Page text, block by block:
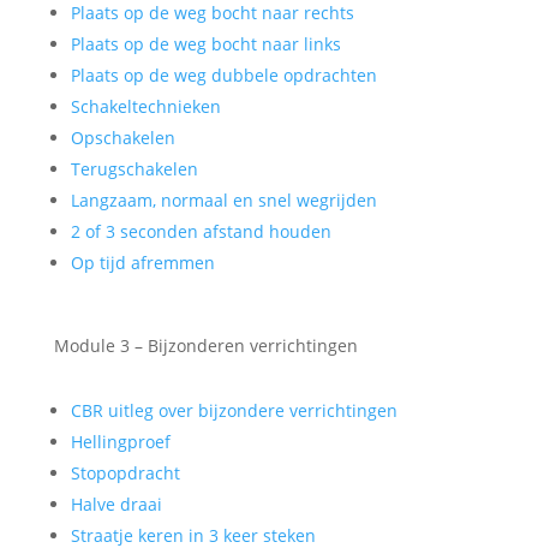
Plaats op de weg bocht naar rechts
Plaats op de weg bocht naar links
Plaats op de weg dubbele opdrachten
Schakeltechnieken
Opschakelen
Terugschakelen
Langzaam, normaal en snel wegrijden
2 of 3 seconden afstand houden
Op tijd afremmen
Module 3 – Bijzonderen verrichtingen
CBR uitleg over bijzondere verrichtingen
Hellingproef
Stopopdracht
Halve draai
Straatje keren in 3 keer steken